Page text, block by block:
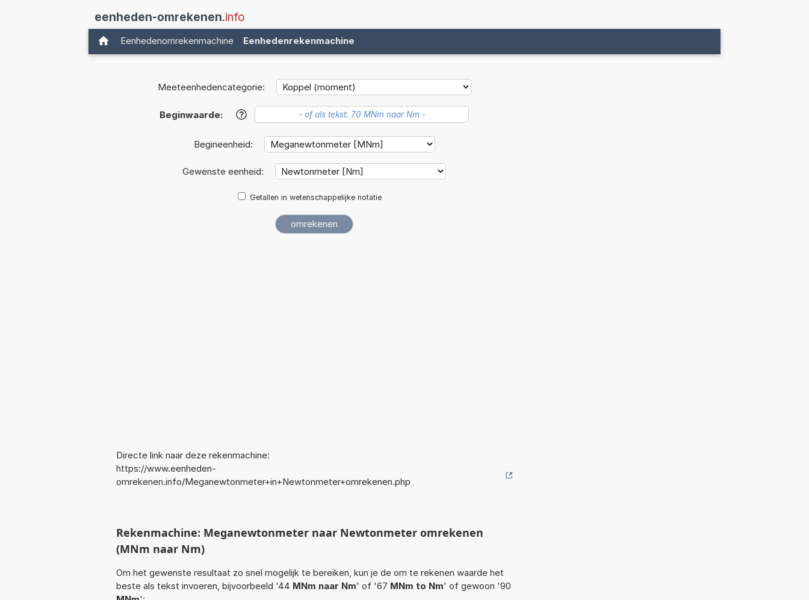
eenheden-omrekenen.info
Eenhedenomrekenmachine Eenhedenrekenmachine
Meeteenhedencategorie:
Beginwaarde: ?
Begineenheid:
Gewenste eenheid:
Getallen in wetenschappelijke notatie
Directe link naar deze rekenmachine:
https://www.eenheden-
omrekenen.info/Meganewtonmeter+in+Newtonmeter+omrekenen.php
Rekenmachine: Meganewtonmeter naar Newtonmeter omrekenen
(MNm naar Nm)
Om het gewenste resultaat zo snel mogelijk te bereiken, kun je de om te rekenen waarde het
beste als tekst invoeren, bijvoorbeeld '44 MNm naar Nm' of '67 MNm to Nm' of gewoon '90